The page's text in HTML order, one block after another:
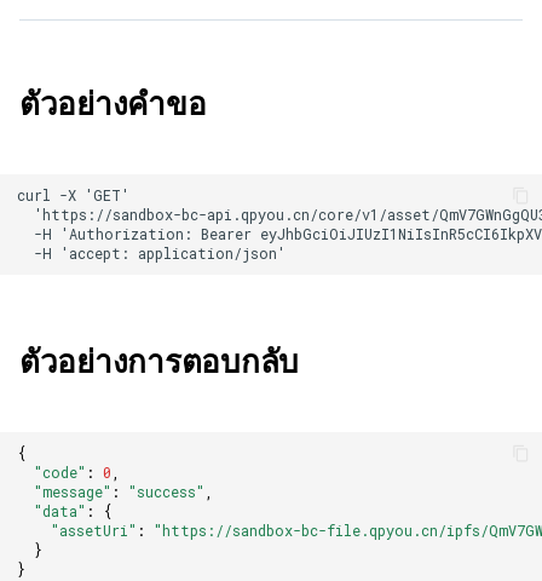
ตัวอย่างคำขอ
ตัวอย่างการตอบกลับ
{
"code" : 0
"message" : "success"
"data" :
{
"assetUri" :
"https://sandbox-bc-file.qpyou.cn/ipfs/
}
}